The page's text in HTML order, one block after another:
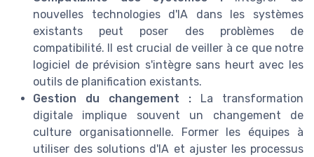
nouvelles technologies d'IA dans les systèmes
existants peut poser des problèmes de
compatibilité. Il est crucial de veiller à ce que notre
logiciel de prévision s'intègre sans heurt avec les
outils de planification existants.
Gestion du changement : La transformation
digitale implique souvent un changement de
culture organisationnelle. Former les équipes à
utiliser des solutions d'IA et ajuster les processus